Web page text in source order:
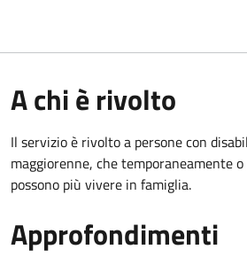
A chi è rivolto
Il servizio è rivolto a persone con
maggiorenne, che temporaneamente
possono più vivere in famiglia.
Approfondimenti